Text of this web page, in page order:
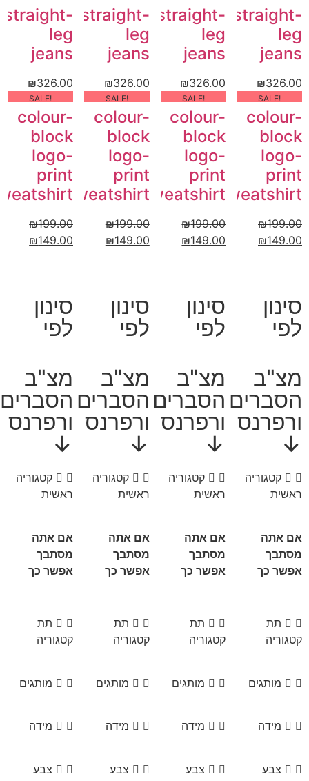
straight-
leg
jeans
₪326.00
!SALE
colour-
block
logo-
print
sweatshirt
₪199.00
₪149.00
straight-
leg
jeans
₪326.00
!SALE
colour-
block
logo-
print
sweatshirt
₪199.00
₪149.00
straight-
leg
jeans
₪326.00
!SALE
colour-
block
logo-
print
sweatshirt
₪199.00
₪149.00
straight-
leg
jeans
₪326.00
!SALE
colour-
block
logo-
print
₪199.00
₪149.00
סינון
לפי
מצ"ב
הסברים
ורפרנס
↓
קטגוריה
ראשית
אם אתה
מסתבך
אפשר כך
תת
קטגוריה
מותגים
מידה
צבע
סינון
לפי
מצ"ב
הסברים
ורפרנס
↓
קטגוריה
ראשית
אם אתה
מסתבך
אפשר כך
תת
קטגוריה
מותגים
מידה
צבע
סינון
לפי
מצ"ב
הסברים
ורפרנס
↓
קטגוריה
ראשית
אם אתה
מסתבך
אפשר כך
תת
קטגוריה
מותגים
מידה
צבע
סינון
לפי
מצ"ב
הסברים
ורפרנס
↓
קטגוריה
ראשית
אם אתה
מסתבך
אפשר כך
תת
קטגוריה
מותגים
מידה
צבע